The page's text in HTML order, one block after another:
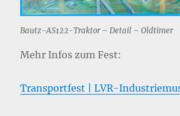
Bautz-AS122-Traktor – Detail – Oldtimer
Mehr Infos zum Fest:
Transportfest | LVR-